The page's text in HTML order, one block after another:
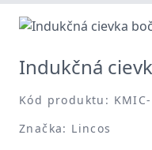
Indukčná
Kód produktu: KMIC-
Značka: Lincos